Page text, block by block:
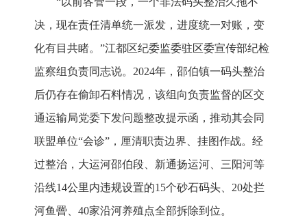
决，现在责任清单统一派发，进度统一对账，变
化有目共睹。”江都区纪委监委驻区委宣传部纪检
监察组负责同志说。2024年，邵伯镇一码头整治
后仍存在偷卸石料情况，该组向负责监督的区交
通运输局党委下发问题整改提示函，推动其会同
联盟单位“会诊”，厘清职责边界、挂图作战。经
过整治，大运河邵伯段、新通扬运河、三阳河等
沿线14公里内违规设置的15个砂石码头、20处拦
河鱼罾、40家沿河养殖点全部拆除到位。